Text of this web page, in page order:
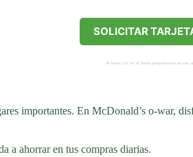
SOLICITAR
Al hacer clic en el botón permanecerás en este
importantes. En McDonald’s o-war,
a ahorrar en tus compras diarias.